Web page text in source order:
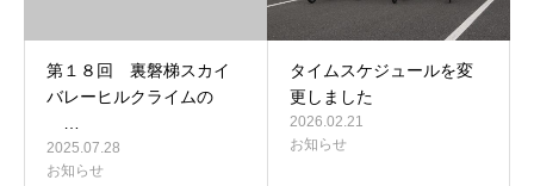
第１８回 裏磐梯スカイ
バレーヒルクライムの
2025.07.28
お知らせ
タイムスケジュールを変
更しました
2026.02.21
お知らせ